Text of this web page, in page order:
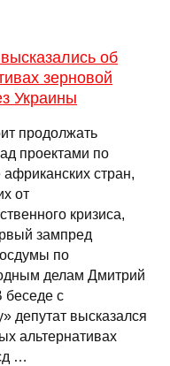
об
зерновой
Украины
продолжать
проектами по
стран,
от
кризиса,
зампред
по
делам Дмитрий
беседе с
депутат высказался
альтернативах
…